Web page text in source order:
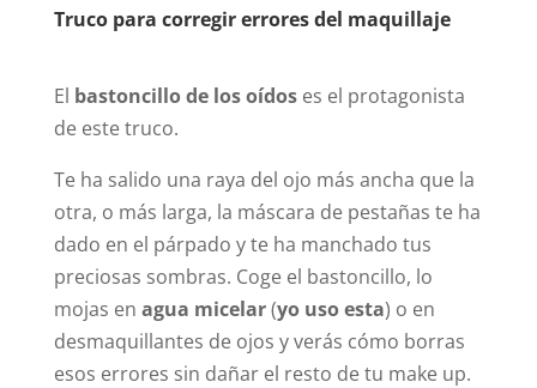
Truco para corregir errores del maquillaje
El bastoncillo de los oídoses el protagonista
de este truco.
Te ha salido una raya del ojo más ancha que la
otra, o más larga, la máscara de pestañas te ha
dado en el párpado y te ha manchado tus
preciosas sombras. Coge el bastoncillo, lo
mojas en agua micelar(yo uso esta) o en
desmaquillantes de ojos y verás cómo borras
esos errores sin dañar el resto de tu make up.